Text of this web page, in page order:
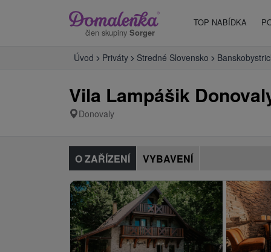
člen skupiny Sorger
TOP NABÍDKA
Úvod Priváty Stredné Slovensko
Vila Lampášik
Donovaly
O ZAŘÍZENÍ VYBAVENÍ